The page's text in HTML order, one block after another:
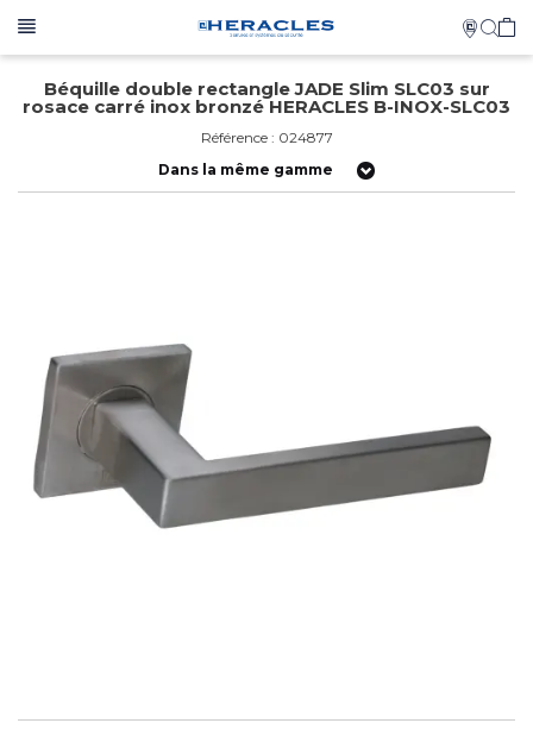
Béquille double rectangle JADE Slim SLC03 sur
rosace carré inox bronzé HERACLES B-INOX-SLC03
Référence : 024877
Dans la même gamme